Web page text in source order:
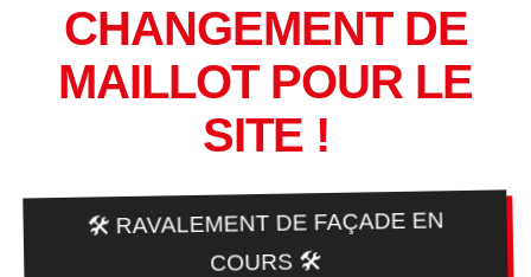
CHANGEMENT DE
MAILLOT POUR LE
SITE !
🛠️ RAVALEMENT DE FAÇADE EN
COURS 🛠️